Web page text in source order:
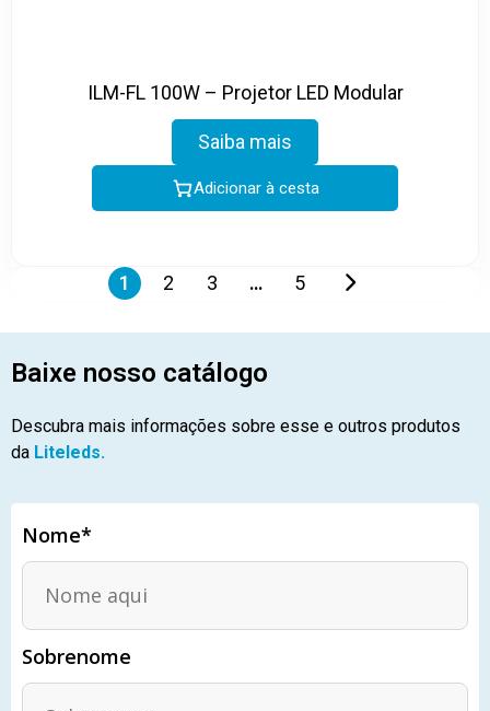
ILM-FL 100W – Projetor LED Modular
Saiba mais
Adicionar à cesta
1 2 3 … 5
Baixe nosso catálogo
Descubra mais informações sobre esse e outros produtos
da Liteleds.
Nome*
Sobrenome